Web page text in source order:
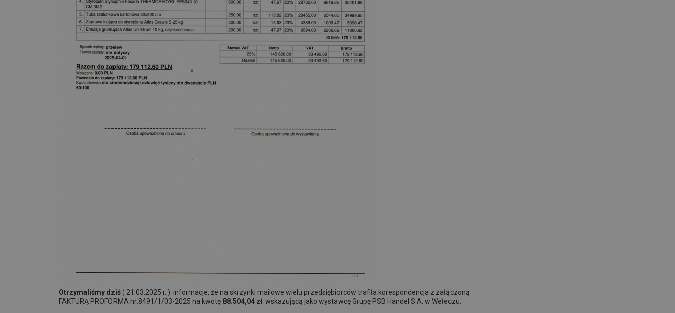
Otrzymaliśmy dziś ( 21.03.2025 r. ) informacje, że na skrzynki mailowe wielu przedsiębiorców trafiła korespondencja z załączoną
FAKTURĄ PROFORMA nr:8491/1/03-2025 na kwotę 88.504,04 zł . wskazującą jako wystawcę Grupę PSB Handel S.A. w Wełeczu.